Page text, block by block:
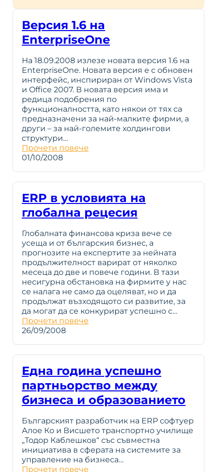
Версия 1.6 на
EnterpriseOne
На 18.09.2008 излезе новата версия 1.6 на
EnterpriseOne. Новата версия е с обновен
интерфейс, инспириран от Windows Vista
и Office 2007. В новата версия има и
редица подобрения по
функционалността, като някои от тях са
предназначени за най-малките фирми, а
други – за най-големите холдингови
структури…
Прочети повече
01/10/2008
ERP в условията на
глобална рецесия
Глобалната финансова криза вече се
усеща и от българския бизнес, а
прогнозите на експертите за нейната
продължителност варират от няколко
месеца до две и повече години. В тази
несигурна обстановка на фирмите у нас
се налага не само да оцеляват, но и да
продължат възходящото си развитие, за
да могат да се конкурират успешно с…
Прочети повече
26/09/2008
Една година успешно
партньорство между
бизнеса и образованието
Българският разработчик на ERP софтуер
Алое Ко и Висшето транспортно училище
„Тодор Каблешков“ със съвместна
инициатива в сферата на системите за
управление на бизнеса…
Прочети повече